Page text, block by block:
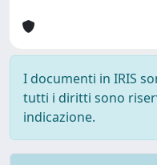
I documenti in IRIS
tutti i diritti sono
indicazione.